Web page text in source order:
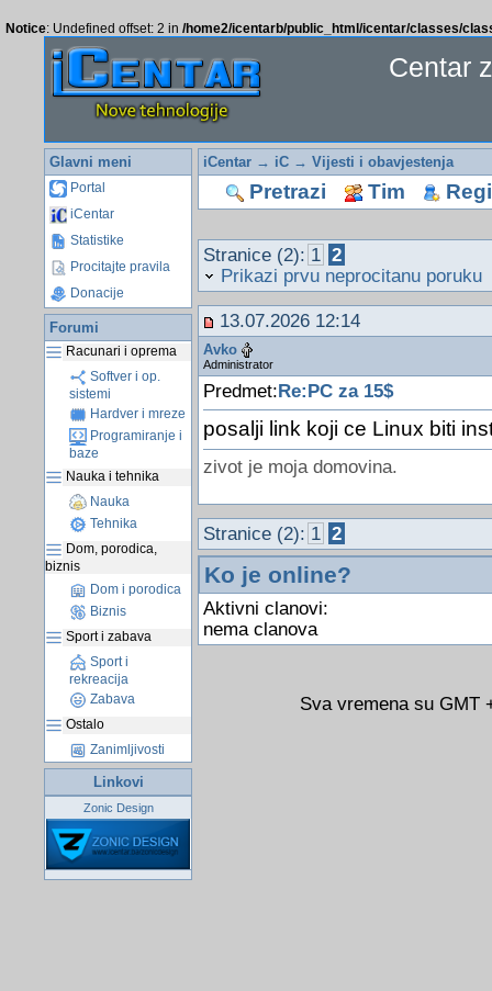
Notice: Undefined offset: 2 in /home2/icentarb/public_html/icentar/classes/
Centar
Glavni meni
Portal
iCentar
Statistike
Procitajte pravila
Donacije
Forumi
Racunari i oprema
Softver i op.
sistemi
Hardver i mreze
Programiranje i
baze
Nauka i tehnika
Nauka
Tehnika
Dom, porodica,
biznis
Dom i porodica
Biznis
Sport i zabava
Sport i
rekreacija
Zabava
Ostalo
Zanimljivosti
Linkovi
Zonic Design
iCentar→ iC→ Vijesti i obavjestenja
Pretrazi Tim
Stranice (2): 1 2
Prikazi prvu neprocitanu poruku
13.07.2026 12:14
Avko
Administrator
Predmet: Re:PC za 15$
posalji link koji ce Linux biti
zivot je moja domovina.
Stranice (2): 1 2
Ko je online?
Aktivni clanovi:
nema clanova
Sva vremena su GMT